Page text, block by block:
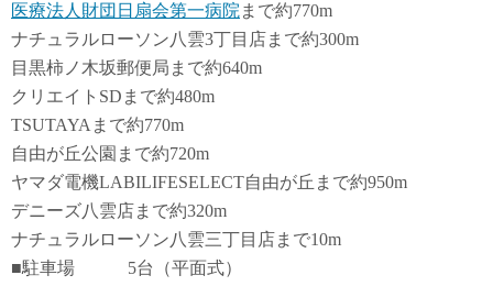
医療法人財団日扇会第一病院 まで約770m
ナチュラルローソン八雲3丁目店まで約300m
目黒柿ノ木坂郵便局まで約640m
クリエイトSDまで約480m
TSUTAYAまで約770m
自由が丘公園まで約720m
ヤマダ電機LABILIFESELECT自由が丘まで約950m
デニーズ八雲店まで約320m
ナチュラルローソン八雲三丁目店まで10m
■駐車場 5台（平面式）